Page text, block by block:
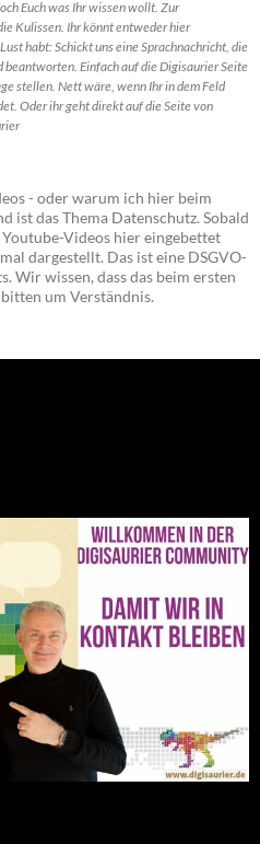
Euch was Ihr wissen wollt. Zur
Kulissen. Ihr könnt entweder hier
habt: Schickt uns eine Sprachnachricht, die
beantworten. Einfach auf die Digisaurier Seite
stellen. Nett wäre, wenn Ihr in dem Feld
Oder ihr geht direkt auf die Seite von
- oder warum ich hier beim
ist das Thema Datenschutz. Sobald
Videos hier eingebettet
dargestellt. Das ist eine DSGVO-
Wir wissen, dass das beim ersten
um Verständnis.